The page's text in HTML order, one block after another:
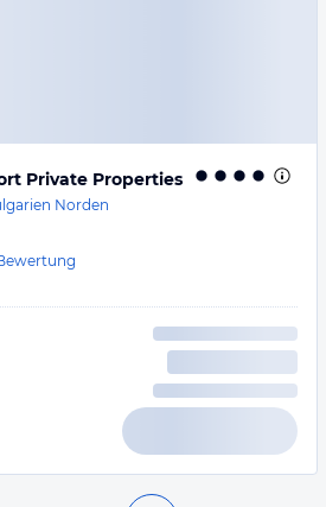
Private Properties
Norden